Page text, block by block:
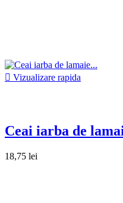
 Vizualizare rapida
Ceai iarba de
18,75 lei